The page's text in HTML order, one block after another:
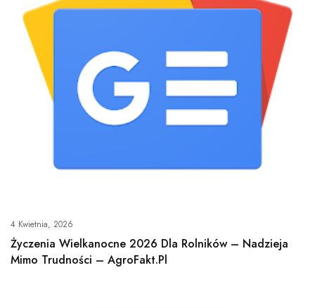
4 Kwietnia, 2026
Życzenia Wielkanocne 2026 Dla Rolników – Nadzieja
Mimo Trudności – AgroFakt.pl